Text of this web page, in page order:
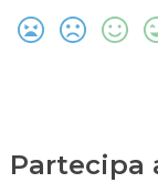
Partecipa